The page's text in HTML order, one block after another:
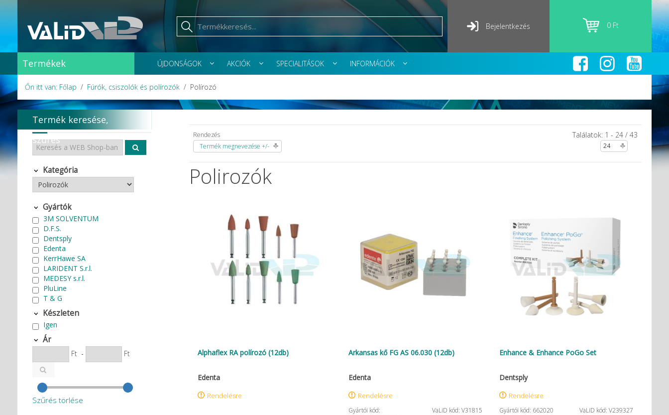
Bejelentkezés 0 Ft
Termékek ÚJDONSÁGOK AKCIÓK SPECIALITÁSOK INFORMÁCIÓK
Őn itt van: Főlap Fúrók, csiszolók és polírozók Polírozó
Rendezés
Termék megnevezése +/-
Találatok: 1 - 24 / 43
Polirozók
Alphaflex RA polírozó (12db)
Edenta
Rendelésre
Arkansas kő FG AS 06.030 (12db)
Edenta
Rendelésre
Gyártói kód:
VaLiD kód: V31815
Enhance & Enhance PoGo Set
Dentsply
Rendelésre
Gyártói kód: 662020 VaLiD kód: V239327
Termék keresése,
szűrés
Kategória
Gyártók
3M SOLVENTUM
D.F.S.
Dentsply
Edenta
KerrHawe SA
LARIDENT S.r.l.
MEDESY s.r.l.
PluLine
T & G
Készleten
Igen
Ár
Ft - Ft
Szűrés törlése